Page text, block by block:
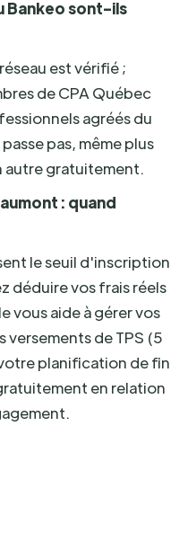
Bankeo sont-ils
est vérifié ;
de CPA Québec
agréés du
pas, même plus
autre gratuitement.
: quand
le seuil d'inscription
déduire vos frais réels
vous aide à gérer vos
de TPS (5
planification de fin
en relation